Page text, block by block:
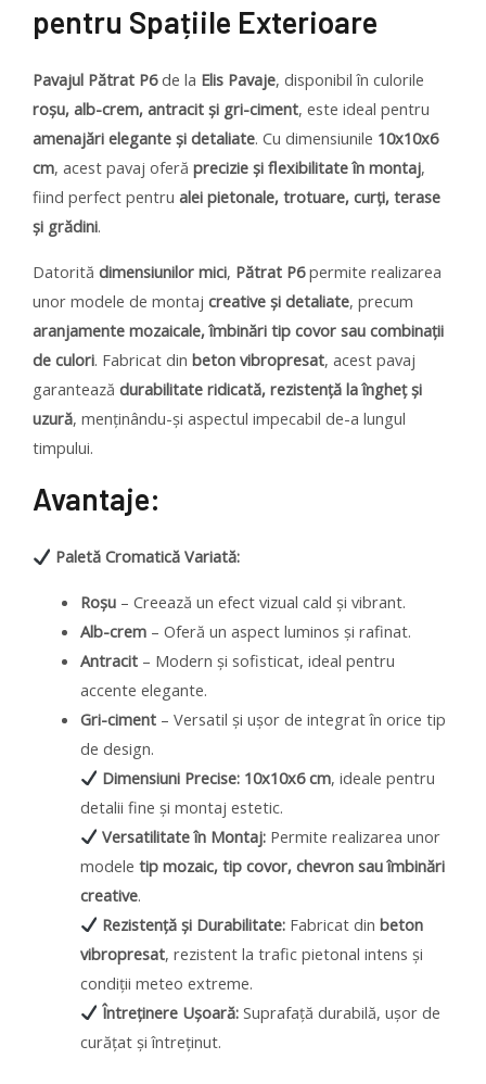
pentru Spațiile Exterioare
Pavajul Pătrat P6de la Elis Pavaje, disponibil în culorile
roșu, alb-crem, antracit și gri-ciment, este ideal pentru
amenajări elegante și detaliate. Cu dimensiunile 10x10x6
cm, acest pavaj oferă precizie și flexibilitate în montaj,
fiind perfect pentru alei pietonale, trotuare, curți, terase
și grădini.
Datorită dimensiunilor mici, Pătrat P6permite realizarea
unor modele de montaj creative și detaliate, precum
aranjamente mozaicale, îmbinări tip covor sau combinații
de culori. Fabricat din beton vibropresat, acest pavaj
garantează durabilitate ridicată, rezistență la îngheț și
uzură, menținându-și aspectul impecabil de-a lungul
timpului.
Avantaje:
Paletă Cromatică Variată:
Roșu– Creează un efect vizual cald și vibrant.
Alb-crem– Oferă un aspect luminos și rafinat.
Antracit– Modern și sofisticat, ideal pentru
accente elegante.
Gri-ciment– Versatil și ușor de integrat în orice tip
de design.
Dimensiuni Precise: 10x10x6 cm, ideale pentru
detalii fine și montaj estetic.
Versatilitate în Montaj: Permite realizarea unor
modele tip mozaic, tip covor, chevron sau îmbinări
creative.
Rezistență și Durabilitate: Fabricat dinbeton
vibropresat, rezistent la trafic pietonal intens și
condiții meteo extreme.
Întreținere Ușoară: Suprafață durabilă, ușor de
curățat și întreținut.